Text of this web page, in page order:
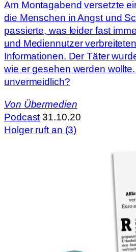
Am Montagabend versetzte
die Menschen in Angst und
passierte, was leider fast
und Mediennutzer
Informationen. Der Täter
wie er gesehen werden
unvermeidlich?
Von Übermedien
Podcast 31.10.20
Holger ruft an (3)